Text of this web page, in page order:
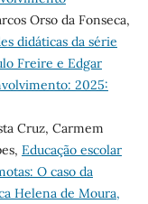
Orso da Fonseca,
didáticas da série
Freire e Edgar
2025:
Cruz, Carmem
Educação escolar
O caso da
Helena de Moura,